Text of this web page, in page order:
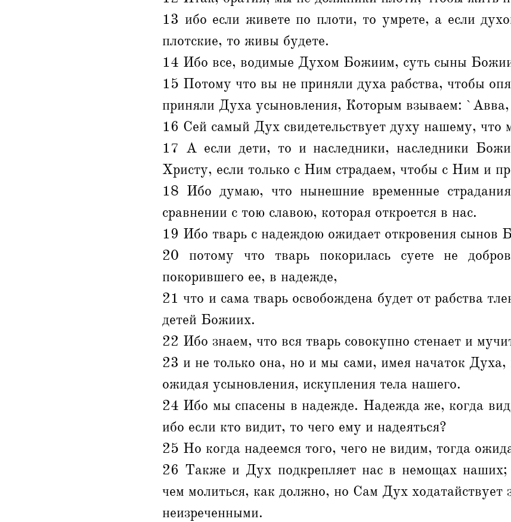
13 ибо если живете по плоти, то умрете, а если
плотские, то живы будете.
14 Ибо все, водимые Духом Божиим, суть сыны
15 Потому что вы не приняли духа рабства, чтобы
приняли Духа усыновления, Которым взываем:
16 Сей самый Дух свидетельствует духу нашему,
17 А если дети, то и наследники, наследники
Христу, если только с Ним страдаем, чтобы с Ним и
18 Ибо думаю, что нынешние временные
сравнении с тою славою, которая откроется в нас.
19 Ибо тварь с надеждою ожидает откровения сынов
20 потому что тварь покорилась суете не
покорившего ее, в надежде,
21 что и сама тварь освобождена будет от рабства
детей Божиих.
22 Ибо знаем, что вся тварь совокупно стенает и
23 и не только она, но и мы сами, имея начаток Духа,
ожидая усыновления, искупления тела нашего.
24 Ибо мы спасены в надежде. Надежда же, когда
ибо если кто видит, то чего ему и надеяться?
25 Но когда надеемся того, чего не видим, тогда
26 Также и Дух подкрепляет нас в немощах
чем молиться, как должно, но Сам Дух ходатайствует
неизреченными.